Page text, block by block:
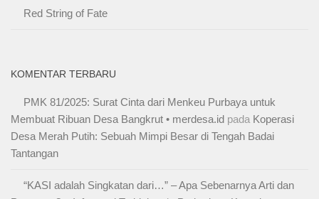
Red String of Fate
KOMENTAR TERBARU
PMK 81/2025: Surat Cinta dari Menkeu Purbaya untuk
Membuat Ribuan Desa Bangkrut • merdesa.id pada Koperasi
Desa Merah Putih: Sebuah Mimpi Besar di Tengah Badai
Tantangan
“KASI adalah Singkatan dari…” – Apa Sebenarnya Arti dan